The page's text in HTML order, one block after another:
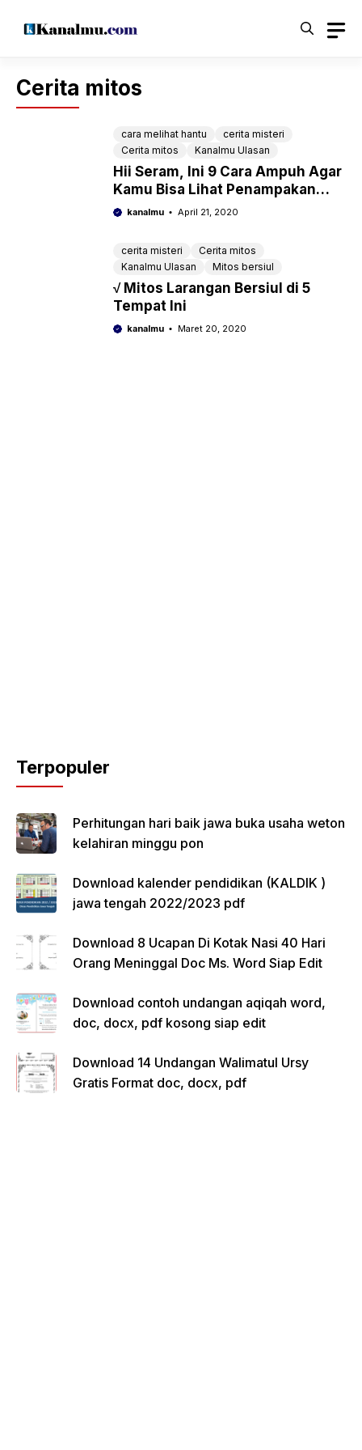
Cerita mitos
cara melihat hantu
cerita misteri
Cerita mitos
Kanalmu Ulasan
Hii Seram, Ini 9 Cara Ampuh Agar
Kamu Bisa Lihat Penampakan
Hantu
kanalmu April 21, 2020
cerita misteri
Cerita mitos
Kanalmu Ulasan
Mitos bersiul
√ Mitos Larangan Bersiul di 5
Tempat Ini
kanalmu Maret 20, 2020
Terpopuler
Perhitungan hari baik jawa buka usaha weton
kelahiran minggu pon
Download kalender pendidikan (KALDIK )
jawa tengah 2022/2023 pdf
Download 8 Ucapan Di Kotak Nasi 40 Hari
Orang Meninggal Doc Ms. Word Siap Edit
Download contoh undangan aqiqah word,
doc, docx, pdf kosong siap edit
Download 14 Undangan Walimatul Ursy
Gratis Format doc, docx, pdf